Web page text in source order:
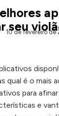
seu
10 de fevereiro de
qual é o mais
para
e